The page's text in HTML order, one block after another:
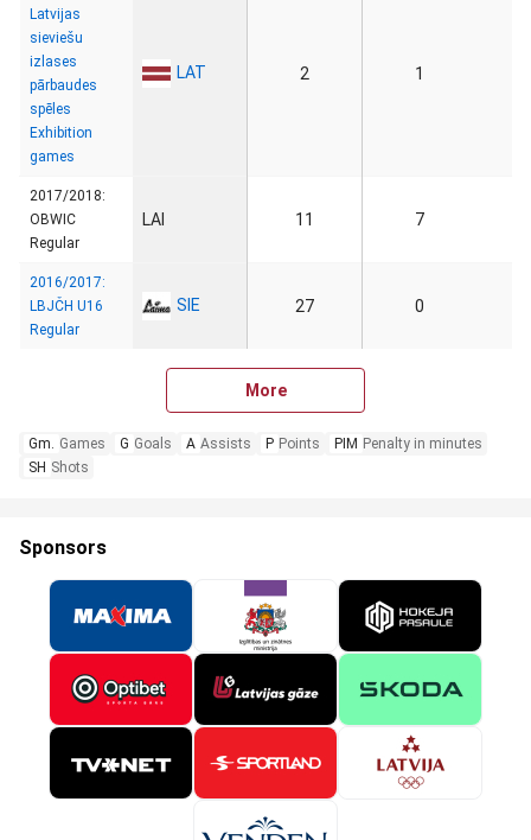
Latvijas
sieviešu
izlases
pārbaudes
spēles
Exhibition
games
LAT 2 1
2017/2018:
OBWIC
Regular
LAI 11 7
2016/2017:
LBJČH U16
Regular
SIE 27 0
More
Gm. Games G Goals A Assists P Points PIM Penalty in minutes
SH Shots
Sponsors